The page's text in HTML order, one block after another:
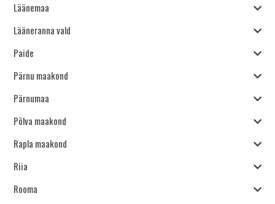
Läänemaa
Lääneranna vald
Paide
Pärnu maakond
Pärnumaa
Põlva maakond
Rapla maakond
Riia
Rooma